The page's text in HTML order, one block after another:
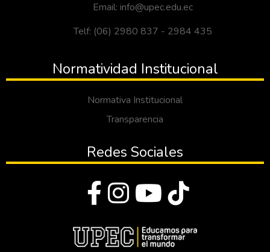
Email: info@upec.edu.ec
Telf: (06) 2980 837 - 2984 435
Normatividad Institucional
Normativa Institucional
Transparencia
Redes Sociales